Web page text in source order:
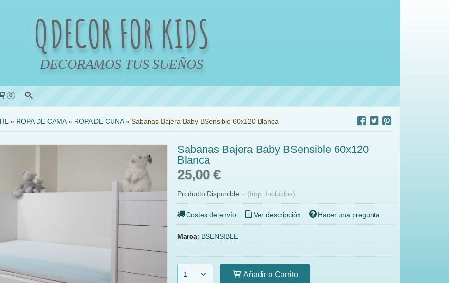
QDECOR FOR KIDS
DECORAMOS TUS SUEÑOS
0
» ROPA DE CAMA» ROPA DE CUNA» Sabanas Bajera Baby BSensible 60x120 Blanca
Sabanas Bajera Baby BSensible 60x120
Blanca
25,00 €
Producto Disponible - (Imp. Incluidos)
Costes de envío Ver descripción Hacer una pregunta
Marca: BSENSIBLE
Añadir a Carrito